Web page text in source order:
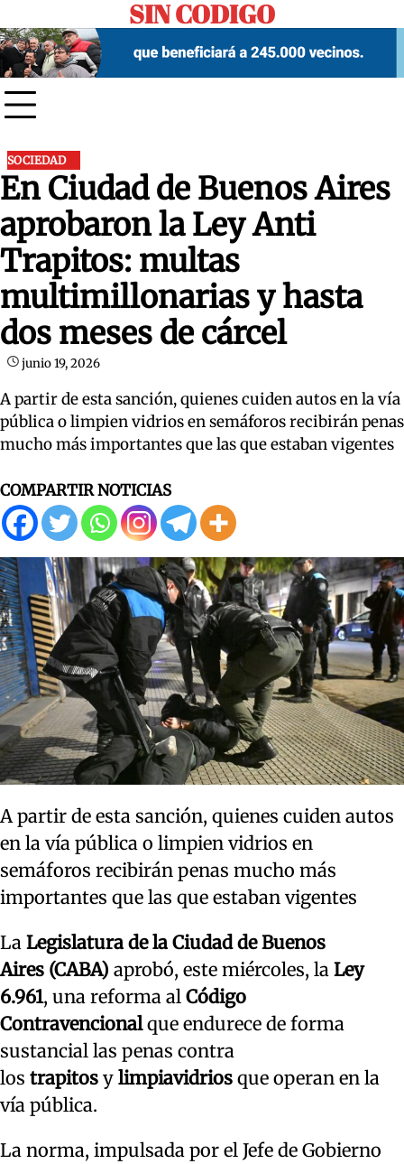
to
content
SIN CODIGO
SOCIEDAD
En Ciudad de Buenos Aires
aprobaron la Ley Anti
Trapitos: multas
multimillonarias y hasta
dos meses de cárcel
junio 19, 2026
A partir de esta sanción, quienes cuiden autos en la vía
pública o limpien vidrios en semáforos recibirán penas
mucho más importantes que las que estaban vigentes
COMPARTIR NOTICIAS
A partir de esta sanción, quienes cuiden autos
en la vía pública o limpien vidrios en
semáforos recibirán penas mucho más
importantes que las que estaban vigentes
La Legislatura de la Ciudad de Buenos
Aires (CABA) aprobó, este miércoles, la Ley
6.961, una reforma al Código
Contravencionalque endurece de forma
sustancial las penas contra
los trapitos y limpiavidrios que operan en la
vía pública.
La norma, impulsada por el Jefe de Gobierno